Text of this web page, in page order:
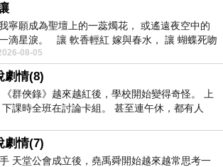
寧願成為聖壇上的一蕊燭花， 或遙遠夜空中的
滴星淚。 讓 軟香輕紅 嫁與春水， 讓 蝴蝶死吻
日最後一瓣玫瑰， 讓
08-05
劇情(8)
群俠錄》越來越紅後，學校開始變得奇怪。 上
課時全班在討論卡組。 甚至連午休，都有人
劇情(7)
天堂公會成立後，堯禹舜開始越來越常思考一